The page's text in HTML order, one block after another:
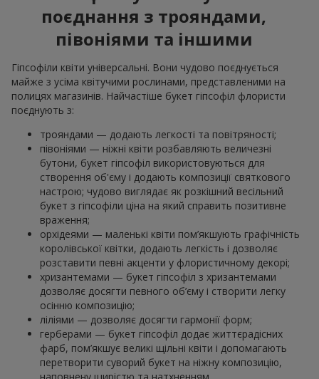
поєднання з трояндами,
півоніями та іншими
Гіпсофіли квіти універсальні. Вони чудово поєднується
майже з усіма квітучими рослинами, представленими на
полицях магазинів. Найчастіше букет гіпсофіл флористи
поєднують з:
трояндами — додають легкості та повітряності;
півоніями — ніжні квіти розбавляють величезні
бутони, букет гіпсофіл використовуються для
створення об'єму і додають композиції святкового
настрою; чудово виглядає як розкішний весільний
букет з гіпсофіли ціна на який справить позитивне
враження;
орхідеями — маленькі квіти пом’якшують графічність
королівської квітки, додають легкість і дозволяє
розставити певні акценти у флористичному декорі;
хризантемами — букет гіпсофіл з хризантемами
дозволяє досягти певного об’єму і створити легку
осінню композицію;
ліліями — дозволяє досягти гармонії форм;
герберами — букет гіпсофіл додає життєрадісних
фарб, пом’якшує великі щільні квіти і допомагають
перетворити суворий букет на ніжну композицію,
наповнену щирістю та натхненням.